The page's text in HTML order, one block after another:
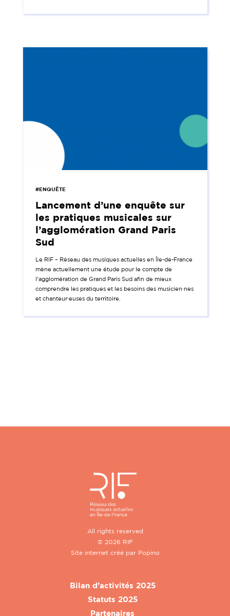
#ENQUÊTE
Lancement d’une enquête sur
les pratiques musicales sur
l’agglomération Grand Paris
Sud
Le RIF – Réseau des musiques actuelles en Île-de-France
mène actuellement une étude pour le compte de
l’agglomération de Grand Paris Sud afin de mieux
comprendre les pratiques et les besoins des musicien·nes
et chanteur·euses du territoire.
All rights reserved
© 2026 RIF
Site internet créé par Popino
Bilan d’activités 2025
Statuts 2025
Partenaires